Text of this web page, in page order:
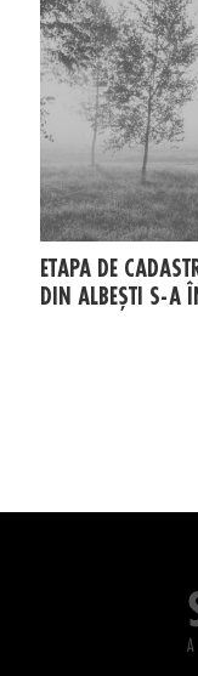
ETAPA DE
DIN ALBEȘTI S-A